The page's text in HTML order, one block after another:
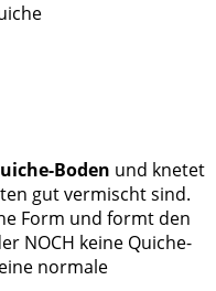
Boden und knetet
gut vermischt sind.
Form und formt den
NOCH keine Quiche-
normale